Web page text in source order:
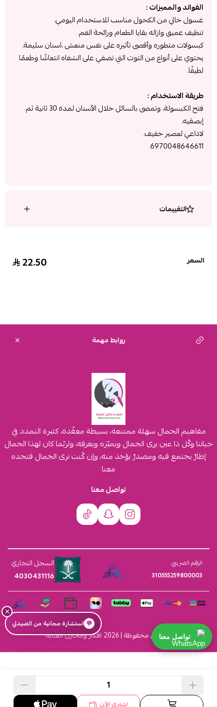
الفوائد والمميزات :
غسول خالي من الكحول مناسب للاستخدام اليومي.
تنظيف عميق وازاله بقايا الطعام ورائحة الفم.
كبسولات متطوره وأقصى تأثيره على نفس منعش ،اسنان سليمة.
يحتوي على أنواع من التوت التي تضفي على الشفاه انتعاشًا وطعمًا
لطيفًا.
طريقة الاستخدام :
فتح الكبسولة، وتمضى بالسائل خلال الأسنان لمدة 30 ثانية ثم
إبصقيه.
لاداعي لعصير خفيف.
6970048646611
التقييمات
السعر 22.50
اشتري الآن
روابط مهمة
مفاهيم الجمال سهلة ممتنعة، بسيطة معقّدة، كثيرة التمدد في
حياتنا وكُل ذا عين يرى الجمال ويميّزه ويعرفه، ولربّما كان لهذا الجمال
إطارٌ يجتمع فيه ومصدرٌ يؤخذ منه، وإن كُنت ترى الجمال فتجده
معنا
تواصل معنا
الرقم الضريبي
310555259800003
السجل التجاري
4030431116
الحقوق محفوظة | 2026 افكار ومخازن العناية
×
💬 استشارة مجانية من الصيدلي
تواصل معنا